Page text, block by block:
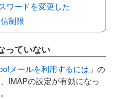
ワードを変更した
制限
っていない
メールを利用するには 」の
IMAPの設定が有効になっ